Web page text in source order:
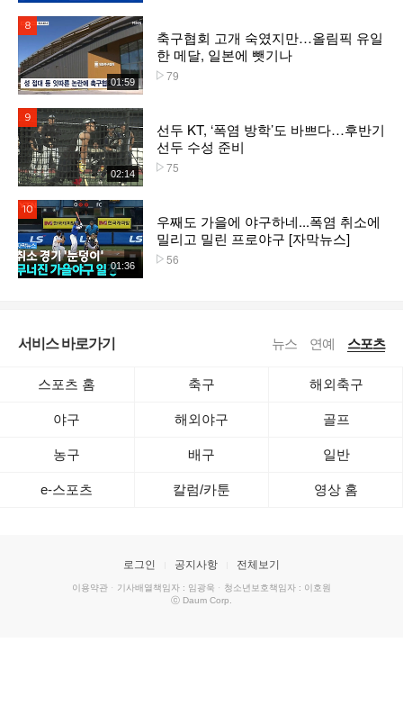
01:59
축구협회 고개 숙였지만…올림픽 유일
한 메달, 일본에 뺏기나
79
02:14
선두 KT, ‘폭염 방학’도 바쁘다…후반기
선두 수성 준비
75
01:36
우째도 가을에 야구하네...폭염 취소에
밀리고 밀린 프로야구 [자막뉴스]
56
서비스 바로가기 뉴스 연예 스포츠
스포츠 홈 축구 해외축구
야구 해외야구 골프
농구 배구 일반
e-스포츠 칼럼/카툰 영상 홈
로그인 공지사항 전체보기
이용약관 · 기사배열책임자 : 임광욱 · 청소년보호책임자 : 이호원
ⓒ Daum Corp.